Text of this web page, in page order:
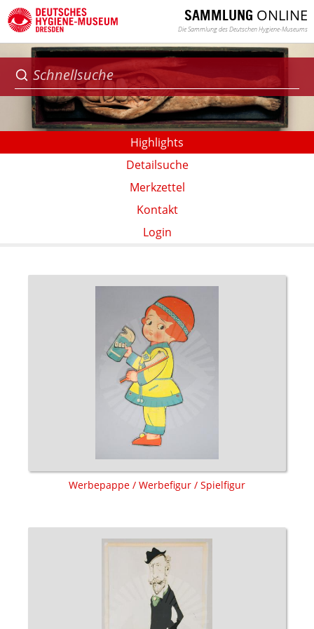
SAMMLUNG ONLINE
Die Sammlung des Deutschen Hygiene-Museums
Highlights
Detailsuche
Merkzettel
Kontakt
Login
Werbepappe / Werbefigur / Spielfigur